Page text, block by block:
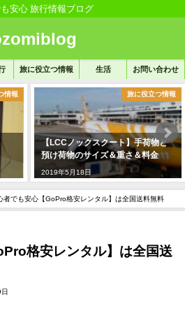
安心 旅行情報ブログ
旅に役立つ情報 生活 お問い合わせ
情報 旅に役立つ情報
【LCCノックスクート】手荷物と
預け荷物のサイズ＆重さ＆料金
2019年5月18日
者でも安心【GoPro格安レンタル】は全国送料無料
格安レンタル】は全国送